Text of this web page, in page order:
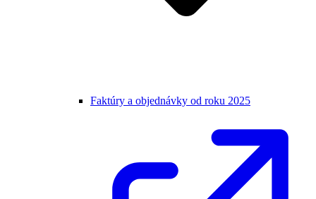
Faktúry a objednávky od roku 2025